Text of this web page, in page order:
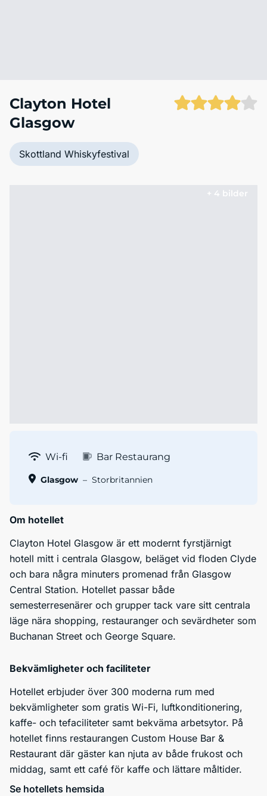
Clayton Hotel
Glasgow
Skottland Whiskyfestival
+ 4 bilder
Wi-fi Bar Restaurang
Glasgow – Storbritannien
Om hotellet
Clayton Hotel Glasgow är ett modernt fyrstjärnigt
hotell mitt i centrala Glasgow, beläget vid floden Clyde
och bara några minuters promenad från Glasgow
Central Station. Hotellet passar både
semesterresenärer och grupper tack vare sitt centrala
läge nära shopping, restauranger och sevärdheter som
Buchanan Street och George Square.
Bekvämligheter och faciliteter
Hotellet erbjuder över 300 moderna rum med
bekvämligheter som gratis Wi-Fi, luftkonditionering,
kaffe- och tefaciliteter samt bekväma arbetsytor. På
hotellet finns restaurangen Custom House Bar &
Restaurant där gäster kan njuta av både frukost och
middag, samt ett café för kaffe och lättare måltider.
Se hotellets hemsida